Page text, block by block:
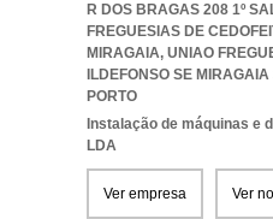
R DOS BRAGAS 208 1º
FREGUESIAS DE
MIRAGAIA, UNIAO
ILDEFONSO SE
PORTO
Instalação de máquinas e
LDA
Ver empresa Ver